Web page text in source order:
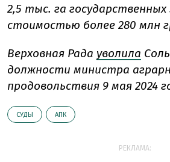
2,5 тыс. га государственных
стоимостью более 280 млн
Верховная Рада уволила
должности министра
продовольствия 9 мая 2024
СУДЫ АПК
РЕКЛАМА: